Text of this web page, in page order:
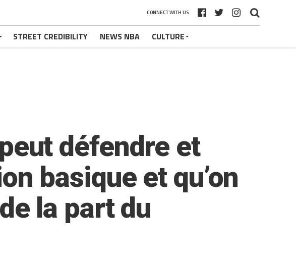
CONNECT WITH US
STREET CREDIBILITY NEWS NBA CULTURE
défendre et
basique et qu’on
la part du